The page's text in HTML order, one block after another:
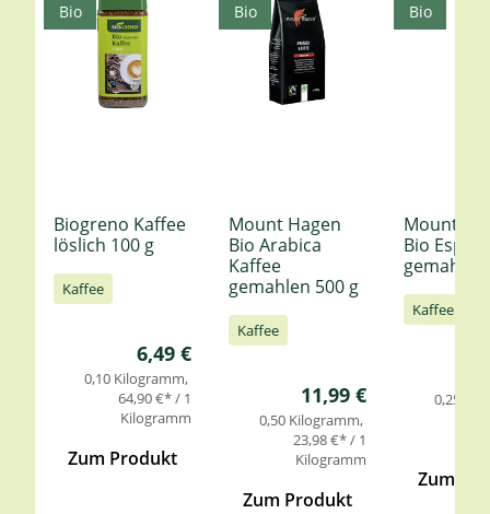
Biogreno Kaffee
löslich 100 g
Kaffee
Regulärer Preis:
6,49 €
0,10 Kilogramm
64,90 €* / 1
Kilogramm
Zum Produkt
Bio
Mount Hagen
Bio Arabica
Kaffee
gemahlen 500 g
Kaffee
Regulärer Preis:
11,99 €
0,50 Kilogramm
23,98 €* / 1
Kilogramm
Zum Produkt
Bio
Mount
Bio
gemahlen
Kaffee
0,25
Zum
Bio